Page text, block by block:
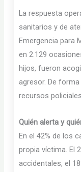
La respuesta
sanitarios y de
Emergencia para
en 2.129
hijos, fueron
agresor. De
recursos
Quién alerta y
En el 42% de los
propia víctima. El
accidentales, el